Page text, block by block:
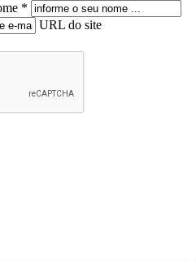
*
URL do site